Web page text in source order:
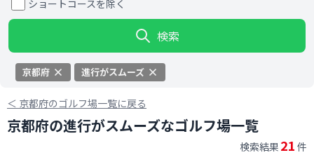
ショートコースを除く
検索
京都府 進行がスムーズ
＜ 京都府のゴルフ場一覧に戻る
京都府の進行がスムーズなゴルフ場一覧
検索結果 21 件